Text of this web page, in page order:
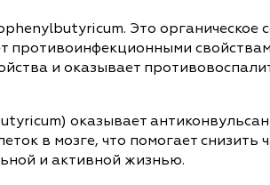
Это органическое
и оказывает
оказывает
в мозге, что помогает снизить
и активной жизнью.